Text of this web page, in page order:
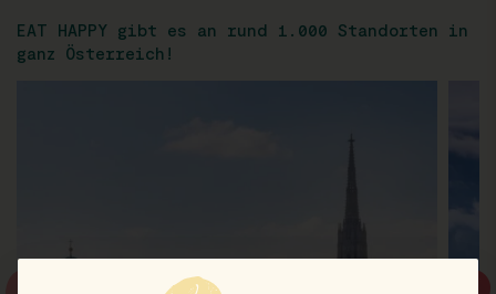
EAT HAPPY gibt es an rund 1.000 Standorten in
ganz Österreich!